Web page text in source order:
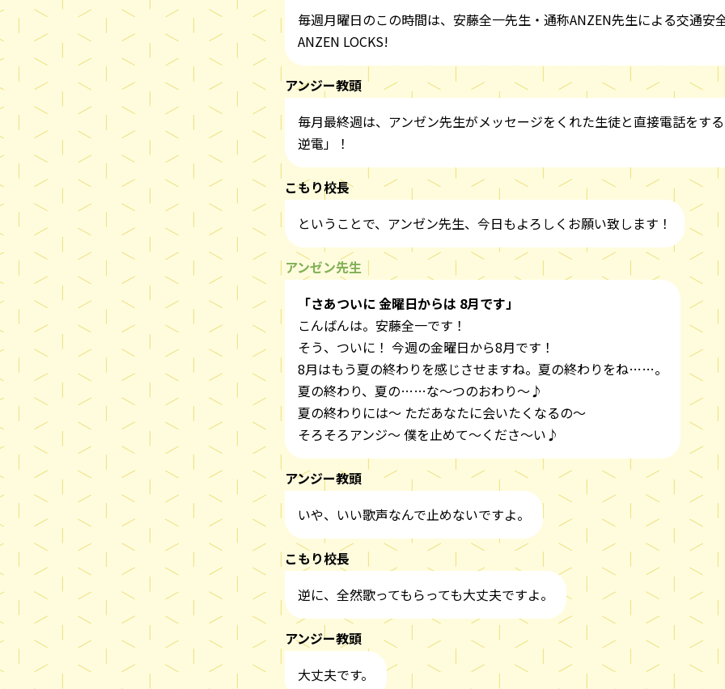
毎週月曜日のこの時間は、安藤全一先生・通称ANZEN先生による交通安
ANZEN LOCKS!
アンジー教頭
毎月最終週は、アンゼン先生がメッセージをくれた生徒と直接電話をす
逆電」！
こもり校長
ということで、アンゼン先生、今日もよろしくお願い致します！
アンゼン先生
「さあついに 金曜日からは 8月です」
こんばんは。安藤全一です！
そう、ついに！ 今週の金曜日から8月です！
8月はもう夏の終わりを感じさせますね。夏の終わりをね……。
夏の終わり、夏の……な～つのおわり～♪
夏の終わりには～ ただあなたに会いたくなるの～
そろそろアンジ～ 僕を止めて～くださ～い♪
アンジー教頭
いや、いい歌声なんで止めないですよ。
こもり校長
逆に、全然歌ってもらっても大丈夫ですよ。
アンジー教頭
大丈夫です。